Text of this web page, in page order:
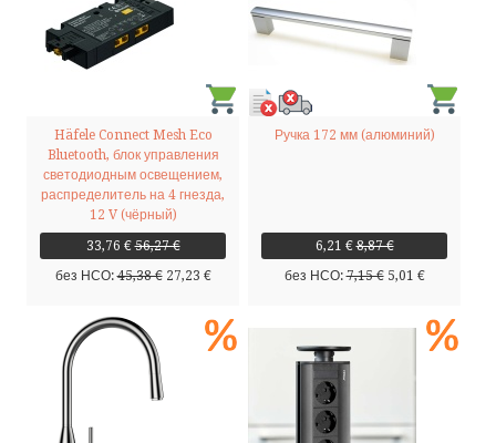
Häfele Connect Mesh Eco
Bluetooth, блок управления
светодиодным освещением,
распределитель на 4 гнезда,
12 V (чёрный)
33,76 € 56,27 €
без НСО:45,38 €27,23 €
Ручка 172 мм (алюминий)
6,21 € 8,87 €
без НСО:7,15 €5,01 €